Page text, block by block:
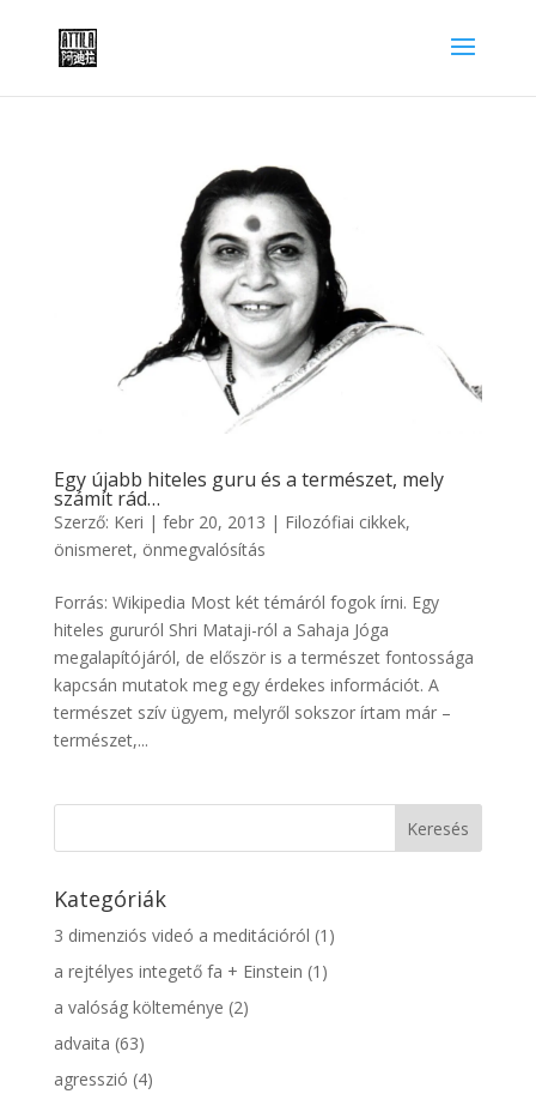
Egy újabb hiteles guru és a természet, mely
számít rád…
Szerző: Keri | febr 20, 2013 | Filozófiai cikkek,
önismeret, önmegvalósítás
Forrás: Wikipedia Most két témáról fogok írni. Egy
hiteles gururól Shri Mataji-ról a Sahaja Jóga
megalapítójáról, de először is a természet fontossága
kapcsán mutatok meg egy érdekes információt. A
természet szív ügyem, melyről sokszor írtam már –
természet,...
Kategóriák
3 dimenziós videó a meditációról (1)
a rejtélyes integető fa + Einstein (1)
a valóság költeménye (2)
advaita (63)
agresszió (4)